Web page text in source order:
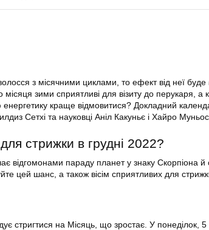
з місячними циклами, то ефект від неї
місяця зими сприятливі для візиту до перукаря, а
енергетику краще відмовитися? Докладний
Сетхі та науковці Аніл Какуньє і Хайро
для стрижки в грудні 2022?
відгомонами параду планет у знаку Скорпіона й
цей шанс, а також вісім сприятливих для
стригтися на Місяць, що зростає. У понеділок,